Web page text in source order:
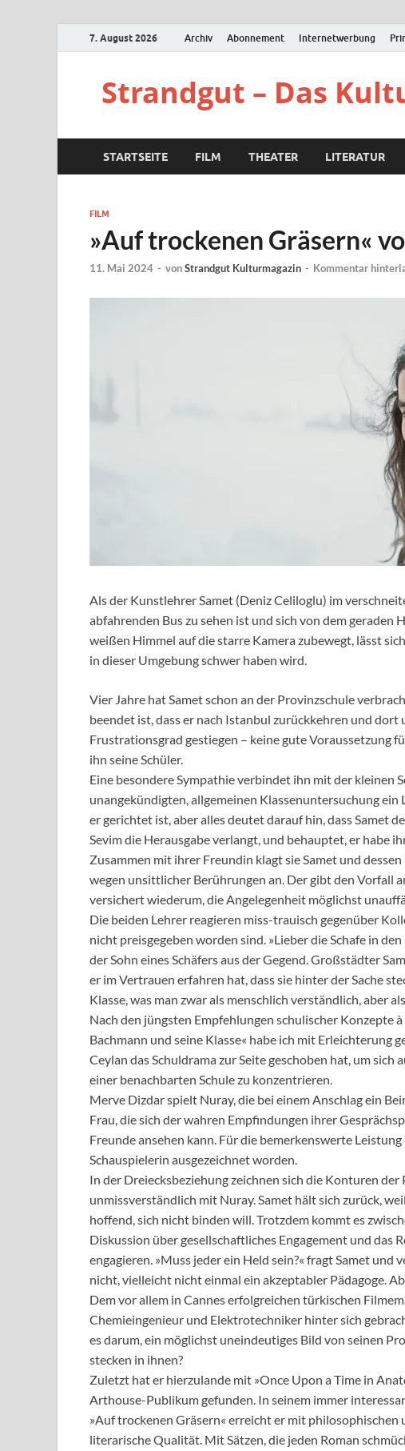
7. August 2026 Archiv Abonnement Internetwerbung
Strandgut – Das
STARTSEITE FILM THEATER LITERATUR
FILM
»Auf trockenen Gräsern«
11. Mai 2024 - vonStrandgut Kulturmagazin - Kommentar
Als der Kunstlehrer Samet (Deniz Celiloglu) im
abfahrenden Bus zu sehen ist und sich von dem geraden
weißen Himmel auf die starre Kamera zubewegt, lässt
in dieser Umgebung schwer haben wird.
Vier Jahre hat Samet schon an der Provinzschule
beendet ist, dass er nach Istanbul zurückkehren und
Frustrationsgrad gestiegen – keine gute Voraussetzung
ihn seine Schüler.
Eine besondere Sympathie verbindet ihn mit der kleinen
unangekündigten, allgemeinen Klassenuntersuchung
er gerichtet ist, aber alles deutet darauf hin, dass Samet
Sevim die Herausgabe verlangt, und behauptet, er habe
Zusammen mit ihrer Freundin klagt sie Samet und
wegen unsittlicher Berührungen an. Der gibt den Vorfall
versichert wiederum, die Angelegenheit möglichst
Die beiden Lehrer reagieren miss-trauisch gegenüber
nicht preisgegeben worden sind. »Lieber die Schafe in
der Sohn eines Schäfers aus der Gegend. Großstädter
er im Vertrauen erfahren hat, dass sie hinter der Sache
Klasse, was man zwar als menschlich verständlich, aber
Nach den jüngsten Empfehlungen schulischer Konzepte
Bachmann und seine Klasse« habe ich mit Erleichterung
Ceylan das Schuldrama zur Seite geschoben hat, um
einer benachbarten Schule zu konzentrieren.
Merve Dizdar spielt Nuray, die bei einem Anschlag ein
Frau, die sich der wahren Empfindungen ihrer
Freunde ansehen kann. Für die bemerkenswerte
Schauspielerin ausgezeichnet worden.
In der Dreiecksbeziehung zeichnen sich die Konturen
unmissverständlich mit Nuray. Samet hält sich zurück,
hoffend, sich nicht binden will. Trotzdem kommt es
Diskussion über gesellschaftliches Engagement und das
engagieren. »Muss jeder ein Held sein?« fragt Samet und
nicht, vielleicht nicht einmal ein akzeptabler Pädagoge.
Dem vor allem in Cannes erfolgreichen türkischen
Chemieingenieur und Elektrotechniker hinter sich
es darum, ein möglichst uneindeutiges Bild von seinen
stecken in ihnen?
Zuletzt hat er hierzulande mit »Once Upon a Time in
Arthouse-Publikum gefunden. In seinem immer
»Auf trockenen Gräsern« erreicht er mit
literarische Qualität. Mit Sätzen, die jeden Roman